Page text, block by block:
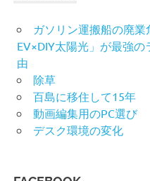
ガソリン運搬船の廃
EV×DIY太陽光」が最強
由
除草
百島に移住して15年
動画編集用のPC選び
デスク環境の変化